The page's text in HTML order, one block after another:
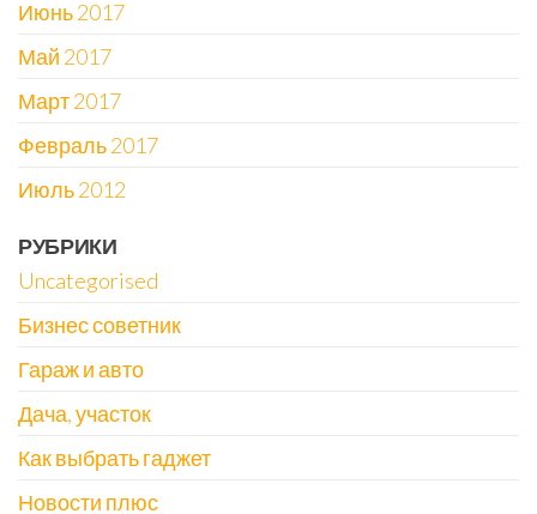
Июнь 2017
Май 2017
Март 2017
Февраль 2017
Июль 2012
РУБРИКИ
Uncategorised
Бизнес советник
Гараж и авто
Дача, участок
Как выбрать гаджет
Новости плюс